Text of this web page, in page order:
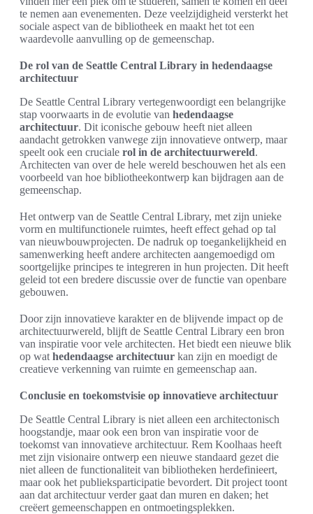
te nemen aan evenementen. Deze veelzijdigheid versterkt het
sociale aspect van de bibliotheek en maakt het tot een
waardevolle aanvulling op de gemeenschap.
De rol van de Seattle Central Library in hedendaagse
architectuur
De Seattle Central Library vertegenwoordigt een belangrijke
stap voorwaarts in de evolutie van hedendaagse
architectuur. Dit iconische gebouw heeft niet alleen
aandacht getrokken vanwege zijn innovatieve ontwerp, maar
speelt ook een cruciale rol in de architectuurwereld.
Architecten van over de hele wereld beschouwen het als een
voorbeeld van hoe bibliotheekontwerp kan bijdragen aan de
gemeenschap.
Het ontwerp van de Seattle Central Library, met zijn unieke
vorm en multifunctionele ruimtes, heeft effect gehad op tal
van nieuwbouwprojecten. De nadruk op toegankelijkheid en
samenwerking heeft andere architecten aangemoedigd om
soortgelijke principes te integreren in hun projecten. Dit heeft
geleid tot een bredere discussie over de functie van openbare
gebouwen.
Door zijn innovatieve karakter en de blijvende impact op de
architectuurwereld, blijft de Seattle Central Library een bron
van inspiratie voor vele architecten. Het biedt een nieuwe blik
op wat hedendaagse architectuur kan zijn en moedigt de
creatieve verkenning van ruimte en gemeenschap aan.
Conclusie en toekomstvisie op innovatieve architectuur
De Seattle Central Library is niet alleen een architectonisch
hoogstandje, maar ook een bron van inspiratie voor de
toekomst van innovatieve architectuur. Rem Koolhaas heeft
met zijn visionaire ontwerp een nieuwe standaard gezet die
niet alleen de functionaliteit van bibliotheken herdefinieert,
maar ook het publieksparticipatie bevordert. Dit project toont
aan dat architectuur verder gaat dan muren en daken; het
creëert gemeenschappen en ontmoetingsplekken.